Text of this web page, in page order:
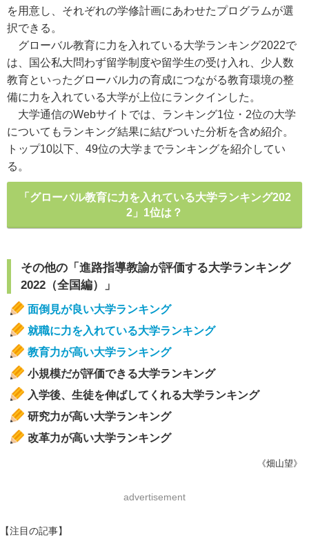
を用意し、それぞれの学修計画にあわせたプログラムが選
択できる。
グローバル教育に力を入れている大学ランキング2022で
は、国公私大問わず留学制度や留学生の受け入れ、少人数
教育といったグローバル力の育成につながる教育環境の整
備に力を入れている大学が上位にランクインした。
大学通信のWebサイトでは、ランキング1位・2位の大学
についてもランキング結果に結びついた分析を含め紹介。
トップ10以下、49位の大学までランキングを紹介してい
る。
「グローバル教育に力を入れている大学ランキング202
2」1位は？
その他の「進路指導教諭が評価する大学ランキング
2022（全国編）」
面倒見が良い大学ランキング
就職に力を入れている大学ランキング
教育力が高い大学ランキング
小規模だが評価できる大学ランキング
入学後、生徒を伸ばしてくれる大学ランキング
研究力が高い大学ランキング
改革力が高い大学ランキング
《畑山望》
advertisement
【注目の記事】